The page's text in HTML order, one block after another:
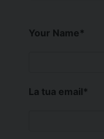
Your Name*
La tua email*